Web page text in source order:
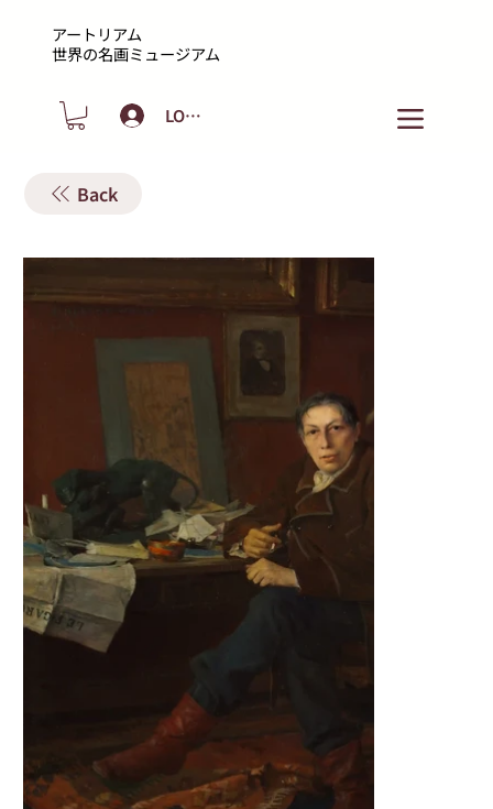
アートリアム
​世界の名画ミュージアム
LOGIN
Back